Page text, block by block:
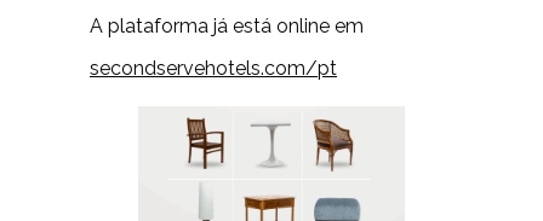
A plataforma já está online em
secondservehotels.com/pt